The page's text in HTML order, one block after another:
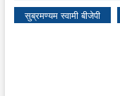
सुब्रमण्यम स्वामी बीजेपी